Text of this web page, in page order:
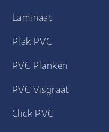
Laminaat
Plak PVC
PVC Planken
PVC Visgraat
Click PVC